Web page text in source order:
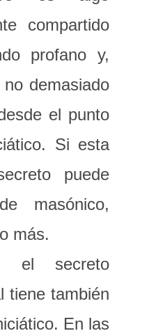
compartido
profano y,
demasiado
el punto
Si esta
puede
masónico,
más.
el secreto
tiene también
En las